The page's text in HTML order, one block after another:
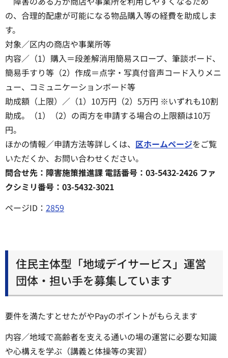
の、合理的配慮が可能になる物品購入等の経費を助成しま
す。
対象／区内の商店や事業所等
内容／（1）購入＝段差解消用簡易スロープ、筆談ボード、
簡易手すり等（2）作成＝点字・写真付音声コード入りメニ
ュー、コミュニケーションボード等
助成額（上限）／（1）10万円（2）5万円 ※いずれも10割
助成。（1）（2）の両方を申請する場合の上限額は10万
円。
ほかの情報／申請方法等詳しくは、 区ホームページをご覧
いただくか、お問い合わせください。
問合せ先：障害施策推進課 電話番号：03-5432-2426 ファ
クシミリ番号：03-5432-3021
ページID： 2859
住民主体型「地域デイサービス」運営
団体・担い手を募集しています
要件を満たすとせたがやPayのポイントがもらえます
内容／地域で高齢者を支える通いの場の運営に必要な知識
や心構えを学ぶ（講義と体操等の実習）